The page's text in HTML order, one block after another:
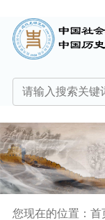
您现在的位置： 首